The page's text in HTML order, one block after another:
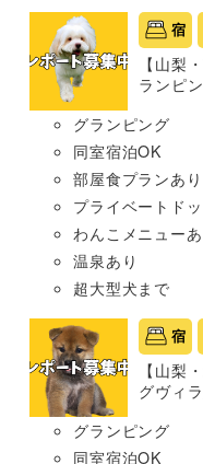
宿
【山梨
ランピ
グランピング
同室宿泊OK
部屋食プランあり
プライベートド
わんこメニューあ
温泉あり
超大型犬まで
宿
【山梨
グヴィ
グランピング
同室宿泊OK